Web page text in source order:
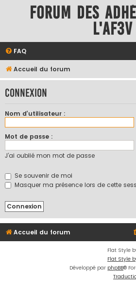
Forum des
l'AF3V
FAQ
Accueil du forum
Connexion
Nom d’utilisateur :
Mot de passe :
J’ai oublié mon mot de passe
Se souvenir de moi
Masquer ma présence lors de cette
Accueil du forum
Flat Style
Flat Style
Développé par phpBB®